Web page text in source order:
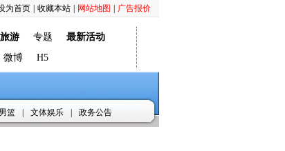
广告报价
网站地图
收藏本站
为首页
游 专题
最新活动
微博 H5
篮 文体娱乐 政务公告